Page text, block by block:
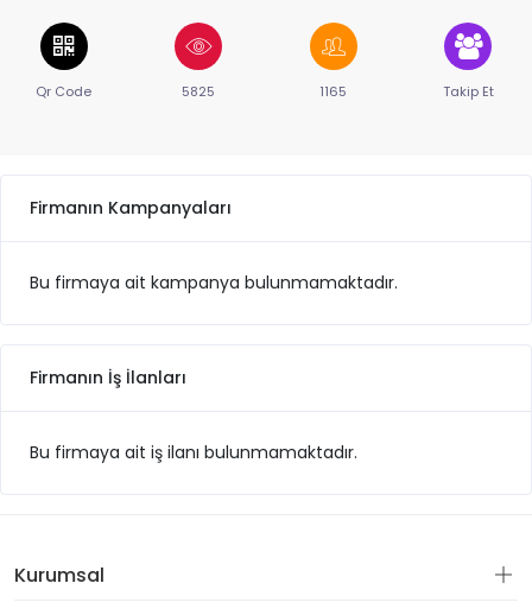
Qr Code 5825 1165 Takip Et
Firmanın Kampanyaları
Bu firmaya ait kampanya bulunmamaktadır.
Firmanın İş İlanları
Bu firmaya ait iş ilanı bulunmamaktadır.
Kurumsal